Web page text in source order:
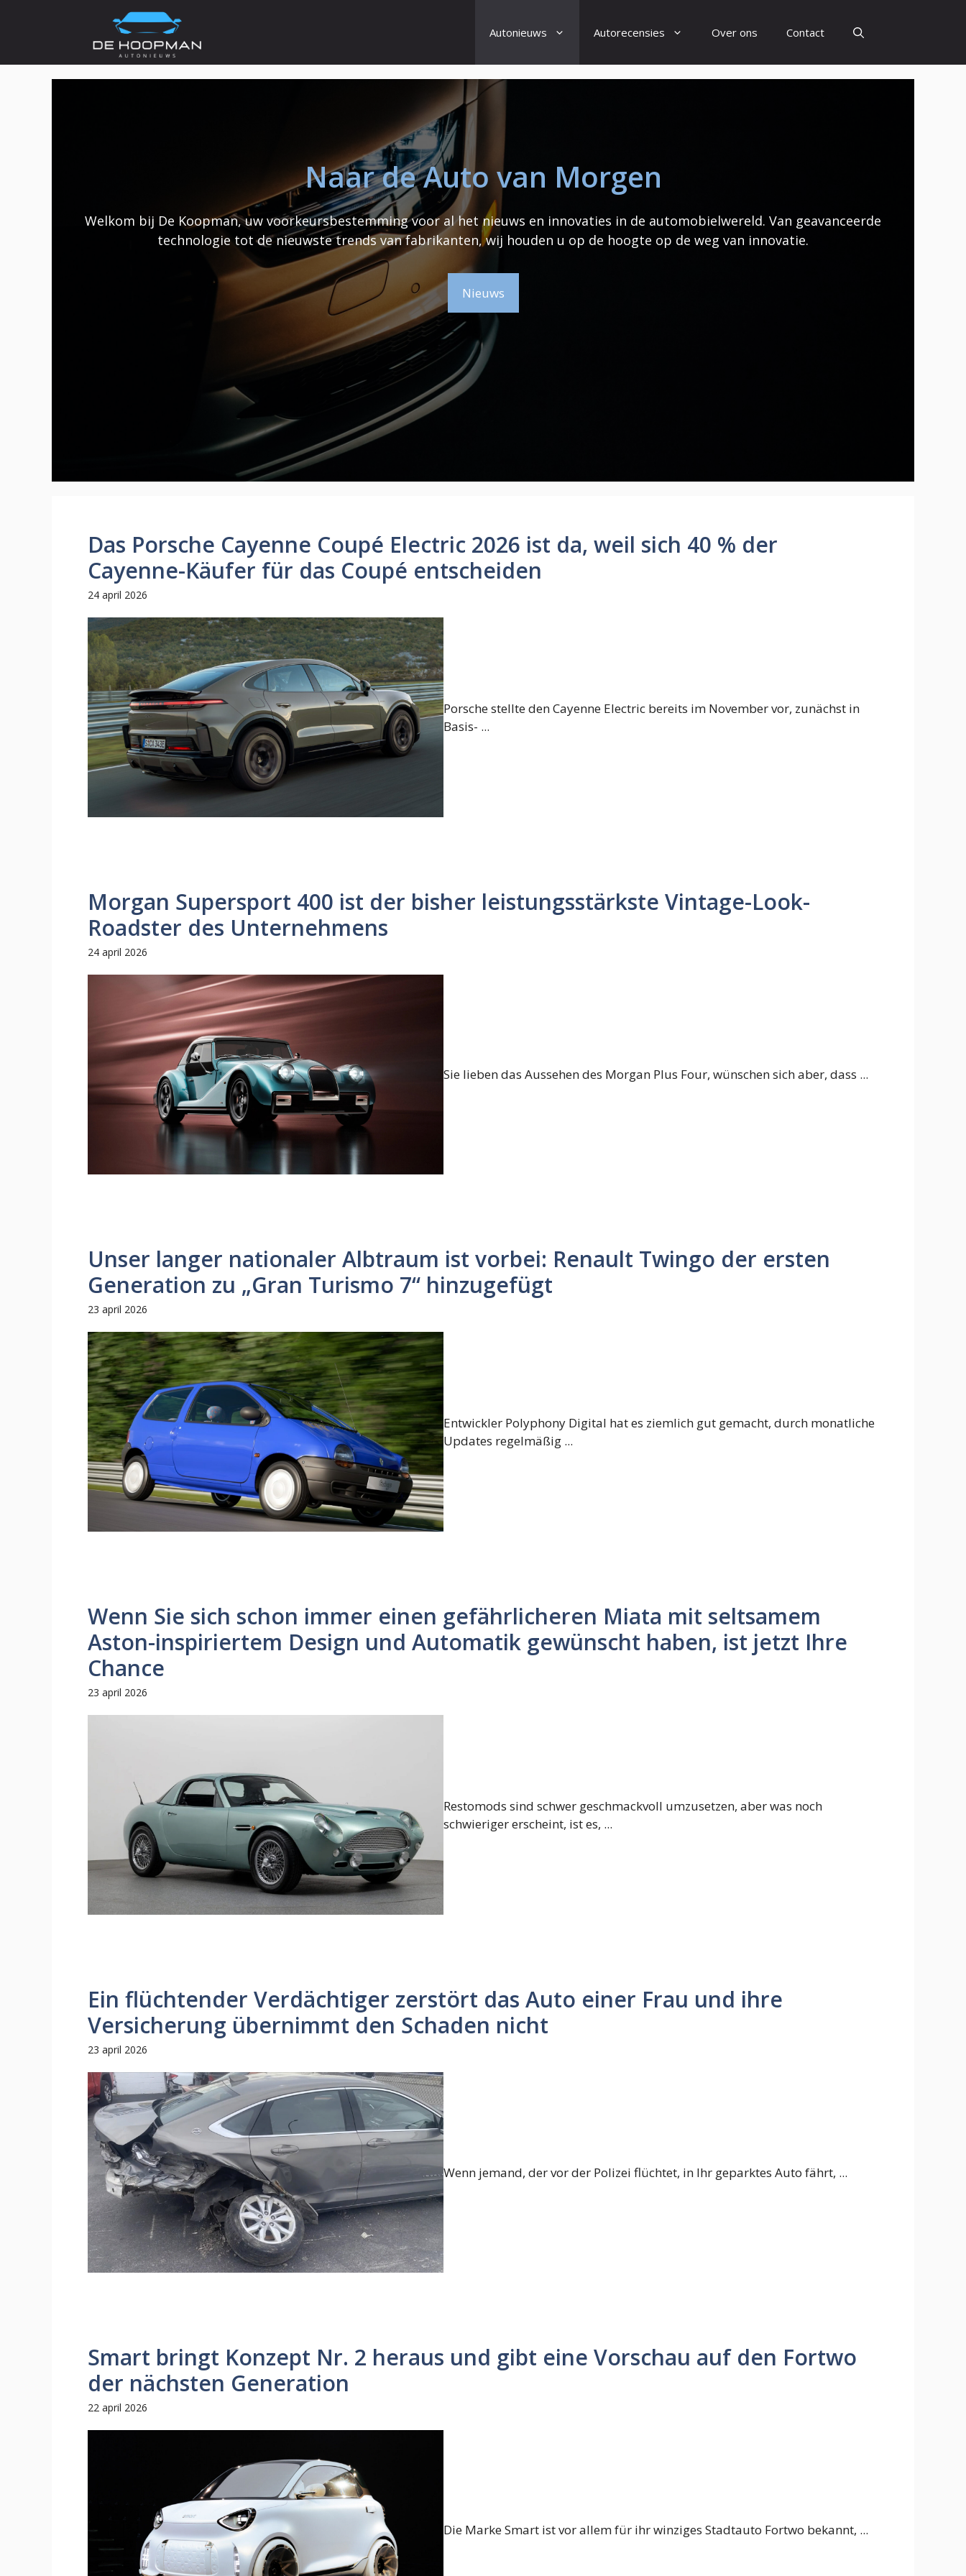
inhoud
Autonieuws Autorecensies Over ons Contact
Naar de Auto van Morgen
Welkom bij De Koopman, uw voorkeursbestemming voor al het nieuws en innovaties in de automobielwereld. Van geavanceerde
technologie tot de nieuwste trends van fabrikanten, wij houden u op de hoogte op de weg van innovatie.
Nieuws
Das Porsche Cayenne Coupé Electric 2026 ist da, weil sich 40 % der
Cayenne-Käufer für das Coupé entscheiden
24 april 2026
Porsche stellte den Cayenne Electric bereits im November vor, zunächst in
Basis- ...
Morgan Supersport 400 ist der bisher leistungsstärkste Vintage-Look-
Roadster des Unternehmens
24 april 2026
Sie lieben das Aussehen des Morgan Plus Four, wünschen sich aber, dass ...
Unser langer nationaler Albtraum ist vorbei: Renault Twingo der ersten
Generation zu „Gran Turismo 7“ hinzugefügt
23 april 2026
Entwickler Polyphony Digital hat es ziemlich gut gemacht, durch monatliche
Updates regelmäßig ...
Wenn Sie sich schon immer einen gefährlicheren Miata mit seltsamem
Aston-inspiriertem Design und Automatik gewünscht haben, ist jetzt Ihre
Chance
23 april 2026
Restomods sind schwer geschmackvoll umzusetzen, aber was noch
schwieriger erscheint, ist es, ...
Ein flüchtender Verdächtiger zerstört das Auto einer Frau und ihre
Versicherung übernimmt den Schaden nicht
23 april 2026
Wenn jemand, der vor der Polizei flüchtet, in Ihr geparktes Auto fährt, ...
Smart bringt Konzept Nr. 2 heraus und gibt eine Vorschau auf den Fortwo
der nächsten Generation
22 april 2026
Die Marke Smart ist vor allem für ihr winziges Stadtauto Fortwo bekannt, ...